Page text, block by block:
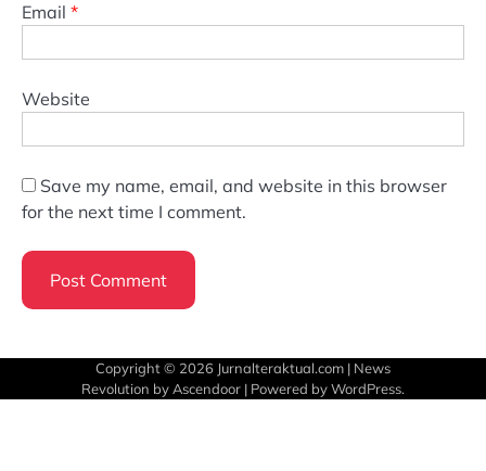
Email *
Website
Save my name, email, and website in this browser
for the next time I comment.
Copyright © 2026 Jurnalteraktual.com | News
Revolution by Ascendoor | Powered byWordPress.